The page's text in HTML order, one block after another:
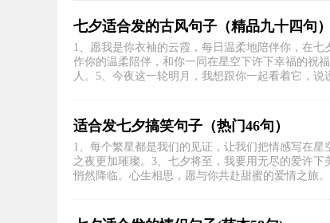
七夕适合发的古风句子（精品九十四句）
1、愿我是你衣袖的云霞，每日温柔地陪伴你，在
作你的温柔陪伴，和你一同在星空下许下幸福的祝
人。5、今夜这一轮明月，我想跟你一起看着它，说
适合发七夕搞笑句子（热门46句）
1、每个繁星都是我们的见证，让我们把情感写在
之夜更加璀璨。3、七夕将至，我要用无尽的爱许
悄然降临。心生相思，愿与你共赴甜蜜的爱情之旅